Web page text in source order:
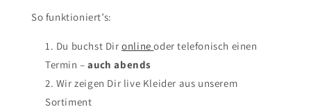
So funktioniert’s:
Du buchst Dironlineoder telefonisch einen
Termin –auch abends
Wir zeigen Dir live Kleider aus unserem
Sortiment